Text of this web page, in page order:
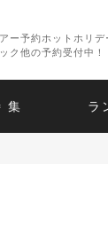
ー予約ホットホリデ
ク他の予約受付中！
集 ラ